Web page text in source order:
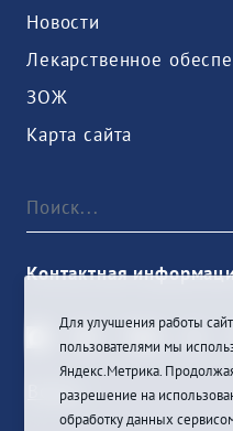
Новости
Лекарственное
ЗОЖ
Карта сайта
Контактная
Войти
Для улучшения работы
пользователями мы
Яндекс.Метрика.
разрешение на
обработку данных